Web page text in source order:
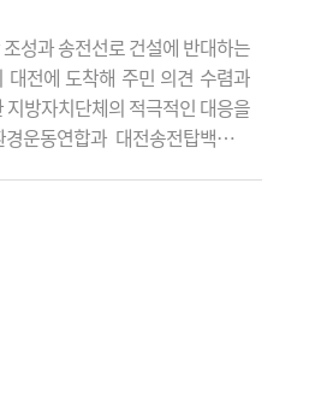
성과 송전선로 건설에 반대하는
대전에 도착해 주민 의견 수렴과
지방자치단체의 적극적인 대응을
운동연합과 대전송전탑백지화